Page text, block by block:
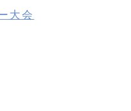
大会